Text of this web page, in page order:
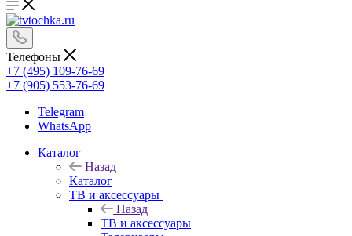
Телефоны
+7 (495) 109-76-69
+7 (905) 553-76-69
Telegram
WhatsApp
Каталог
Назад
Каталог
ТВ и аксессуары
Назад
ТВ и аксессуары